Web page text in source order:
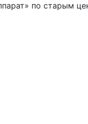
по старым